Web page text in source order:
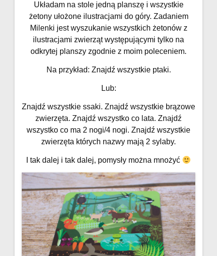
Układam na stole jedną planszę i wszystkie
żetony ułożone ilustracjami do góry. Zadaniem
Milenki jest wyszukanie wszystkich żetonów z
ilustracjami zwierząt występującymi tylko na
odkrytej planszy zgodnie z moim poleceniem.
Na przykład: Znajdź wszystkie ptaki.
Lub:
Znajdź wszystkie ssaki. Znajdź wszystkie brązowe
zwierzęta. Znajdź wszystko co lata. Znajdź
wszystko co ma 2 nogi/4 nogi. Znajdź wszystkie
zwierzęta których nazwy mają 2 sylaby.
I tak dalej i tak dalej, pomysły można mnożyć